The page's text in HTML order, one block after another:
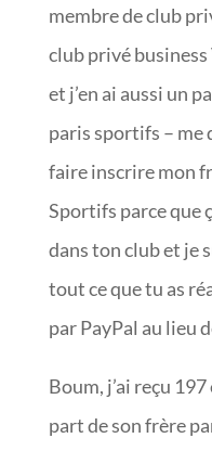
membre de club
club privé
et j’en ai aussi un
paris sportifs – me
faire inscrire mon
Sportifs parce que
dans ton club et je
tout ce que tu as
par PayPal au lieu
Boum, j’ai reçu
part de son frère